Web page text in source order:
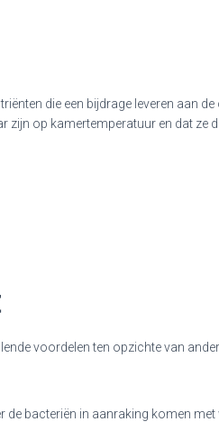
die een bijdrage leveren aan de
zijn op kamertemperatuur en dat ze
voordelen ten opzichte van
bacteriën in aanraking komen